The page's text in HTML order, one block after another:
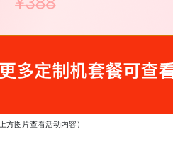
方图片查看活动内容）